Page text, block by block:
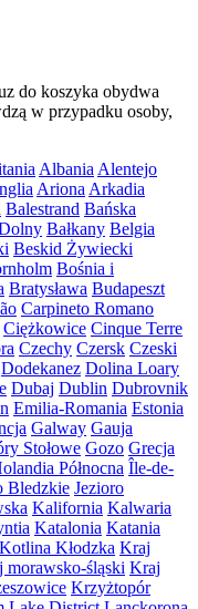
do koszyka obydwa
w przypadku osoby,
Albania Alentejo
Ariona Arkadia
Balestrand Bańska
Bałkany Belgia
Beskid Żywiecki
Bośnia i
Bratysława Budapeszt
Carpineto Romano
Ciężkowice Cinque Terre
Czechy Czersk Czeski
Dodekanez Dolina Loary
Dubaj Dublin Dubrovnik
Emilia-Romania Estonia
Galway Gauja
Stołowe Gozo Grecja
Północna Île-de-
Bledzkie Jezioro
Kalifornia Kalwaria
Katalonia Katania
Kotlina Kłodzka Kraj
morawsko-śląski Kraj
Krzyżtopór